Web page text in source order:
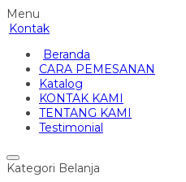
Menu
Kontak
Beranda
CARA PEMESANAN
Katalog
KONTAK KAMI
TENTANG KAMI
Testimonial
Kategori Belanja